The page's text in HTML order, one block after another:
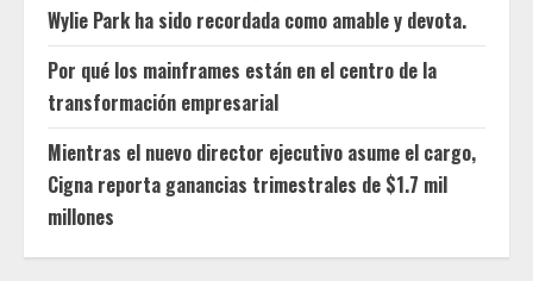
Wylie Park ha sido recordada como amable y devota.
Por qué los mainframes están en el centro de la
transformación empresarial
Mientras el nuevo director ejecutivo asume el cargo,
Cigna reporta ganancias trimestrales de $1.7 mil
millones